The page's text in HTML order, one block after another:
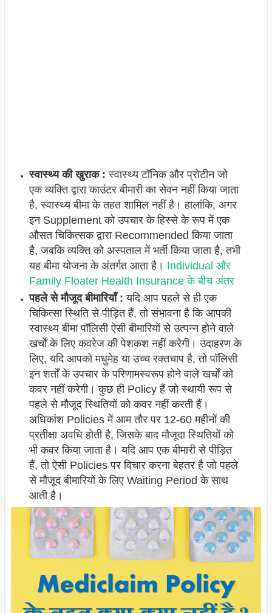
स्वास्थ्य की खुराक : स्वास्थ्य टॉनिक और प्रोटीन जो
एक व्यक्ति द्वारा काउंटर बीमारी का सेवन नहीं किया जाता
है, स्वास्थ्य बीमा के तहत शामिल नहीं है। हालांकि, अगर
इन Supplement को उपचार के हिस्से के रूप में एक
औसत चिकित्सक द्वारा Recommended किया जाता
है, जबकि व्यक्ति को अस्पताल में भर्ती किया जाता है, तभी
यह बीमा योजना के अंतर्गत आता है। Individual और
Family Floater Health Insurance के बीच अंतर
पहले से मौजूद बीमारियाँ : यदि आप पहले से ही एक
चिकित्सा स्थिति से पीड़ित हैं, तो संभावना है कि आपकी
स्वास्थ्य बीमा पॉलिसी ऐसी बीमारियों से उत्पन्न होने वाले
खर्चों के लिए कवरेज की पेशकश नहीं करेगी। उदाहरण के
लिए, यदि आपको मधुमेह या उच्च रक्तचाप है, तो पॉलिसी
इन शर्तों के उपचार के परिणामस्वरूप होने वाले खर्चों को
कवर नहीं करेगी। कुछ ही Policy हैं जो स्थायी रूप से
पहले से मौजूद स्थितियों को कवर नहीं करती हैं।
अधिकांश Policies में आम तौर पर 12-60 महीनों की
प्रतीक्षा अवधि होती है, जिसके बाद मौजूदा स्थितियों को
भी कवर किया जाता है। यदि आप एक बीमारी से पीड़ित
हैं, तो ऐसी Policies पर विचार करना बेहतर है जो पहले
से मौजूद बीमारियों के लिए Waiting Period के साथ
आती है।